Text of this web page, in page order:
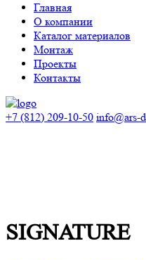
Главная
О компании
Каталог материалов
Монтаж
Проекты
Контакты
+7 (812) 209-10-50 info@ars-
SIGNATURE